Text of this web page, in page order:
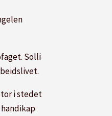
Solli
i stedet